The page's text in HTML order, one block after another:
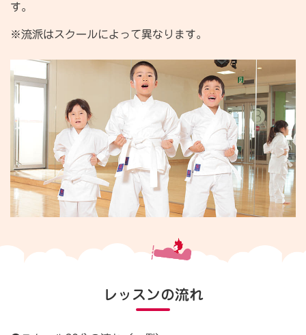
す。
※流派はスクールによって異なります。
レッスンの流れ